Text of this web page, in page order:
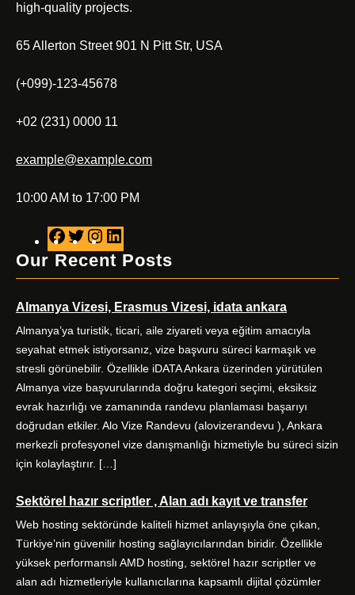
high-quality projects.
65 Allerton Street 901 N Pitt Str, USA
(+099)-123-45678
+02 (231) 0000 11
example@example.com
10:00 AM to 17:00 PM
F
a
b
o
o
k
T
w
t
e
r
n
a
g
r
a
m
i
e
d
I
n
Our Recent Posts
Almanya Vizesi, Erasmus Vizesi, idata ankara
Almanya’ya turistik, ticari, aile ziyareti veya eğitim amacıyla
seyahat etmek istiyorsanız, vize başvuru süreci karmaşık ve
stresli görünebilir. Özellikle iDATA Ankara üzerinden yürütülen
Almanya vize başvurularında doğru kategori seçimi, eksiksiz
evrak hazırlığı ve zamanında randevu planlaması başarıyı
doğrudan etkiler. Alo Vize Randevu (alovizerandevu ), Ankara
merkezli profesyonel vize danışmanlığı hizmetiyle bu süreci sizin
için kolaylaştırır. […]
Sektörel hazır scriptler , Alan adı kayıt ve transfer
Web hosting sektöründe kaliteli hizmet anlayışıyla öne çıkan,
Türkiye’nin güvenilir hosting sağlayıcılarından biridir. Özellikle
yüksek performanslı AMD hosting, sektörel hazır scriptler ve
alan adı hizmetleriyle kullanıcılarına kapsamlı dijital çözümler